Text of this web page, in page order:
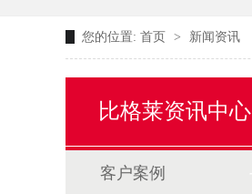
您的位置: 首页 > 新闻资讯
比格莱资讯中心
客户案例